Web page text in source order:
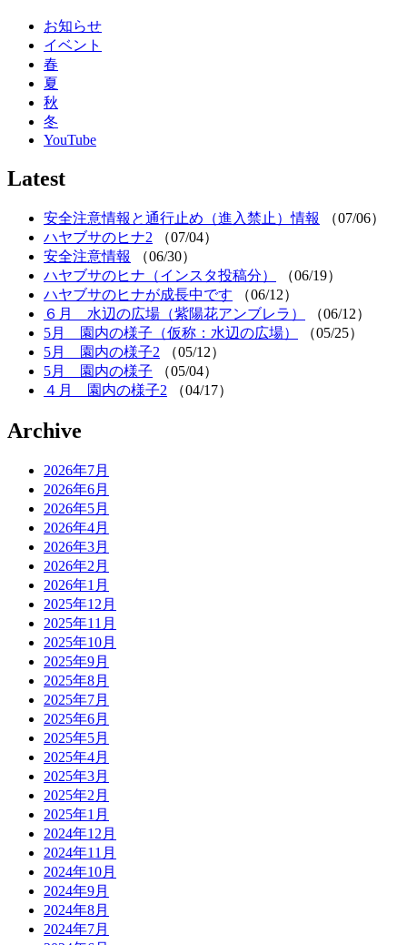
お知らせ
イベント
春
夏
秋
冬
YouTube
Latest
安全注意情報と通行止め（進入禁止）情報
（07/06）
ハヤブサのヒナ2
（07/04）
安全注意情報
（06/30）
ハヤブサのヒナ（インスタ投稿分）
（06/19）
ハヤブサのヒナが成長中です
（06/12）
６月 水辺の広場（紫陽花アンブレラ）
（06/12）
5月 園内の様子（仮称：水辺の広場）
（05/25）
5月 園内の様子2
（05/12）
5月 園内の様子
（05/04）
４月 園内の様子2
（04/17）
Archive
2026年7月
2026年6月
2026年5月
2026年4月
2026年3月
2026年2月
2026年1月
2025年12月
2025年11月
2025年10月
2025年9月
2025年8月
2025年7月
2025年6月
2025年5月
2025年4月
2025年3月
2025年2月
2025年1月
2024年12月
2024年11月
2024年10月
2024年9月
2024年8月
2024年7月